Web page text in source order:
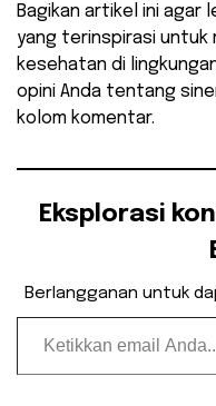
​Bagikan artikel ini agar
yang terinspirasi untuk
kesehatan di
opini Anda tentang
kolom komentar.
Eksplorasi
Berlangganan untuk
Ketikkan email Anda...